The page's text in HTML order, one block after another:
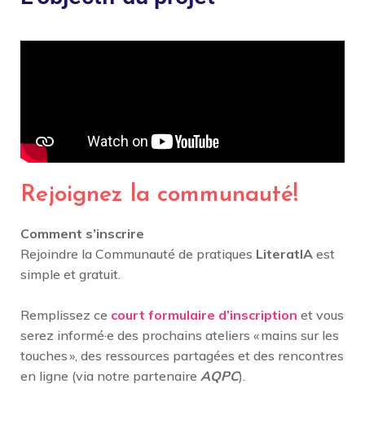
Rejoignez la communauté!
Comment s’inscrire
Rejoindre la Communauté de pratiques LiteratIA est
simple et gratuit.
Remplissez ce court formulaire d’inscription et vous
serez informé·e des prochains ateliers « mains sur les
touches », des ressources partagées et des rencontres
en ligne (via notre partenaire AQPC).